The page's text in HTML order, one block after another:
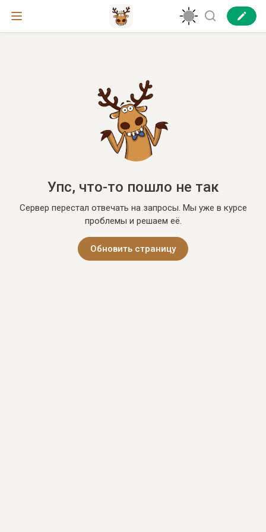
Упс, что-то пошло не так
Сервер перестал отвечать на запросы. Мы уже в курсе
проблемы и решаем её.
Обновить страницу